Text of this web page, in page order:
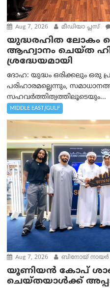
Aug 7, 2026 മീഡിയാ പ്ലസ്
യുദ്ധരഹിത ലോകം
ആഹ്വാനം ചെയ്ത
ശ്രദ്ധേയമായി
ദോഹ: യുദ്ധം ഒരിക്കലും ഒരു
പരിഹാരമല്ലെന്നും,
സഹവര്‍ത്തിത്വത്തിലൂടെയും...
MIDDLE EAST/GULF
Aug 7, 2026 ബിനോയ് നായര്‍
യൂണിയൻ കോപ്
ചെയ്തയാൾക്ക്